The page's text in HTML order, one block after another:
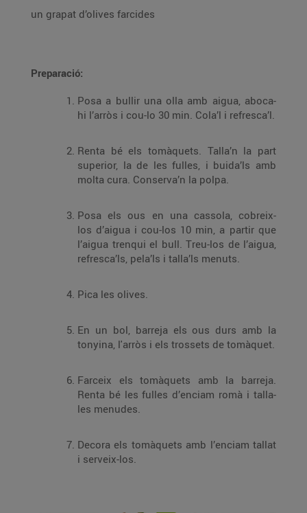
un grapat d’olives farcides
Preparació:
Posa a bullir una olla amb aigua, aboca-
hi l’arròs i cou-lo 30 min. Cola’l i refresca’l.
Renta bé els tomàquets. Talla’n la part
superior, la de les fulles, i buida’ls amb
molta cura. Conserva’n la polpa.
Posa els ous en una cassola, cobreix-
los d’aigua i cou-los 10 min, a partir que
l’aigua trenqui el bull. Treu-los de l’aigua,
refresca’ls, pela’ls i talla’ls menuts.
Pica les olives.
En un bol, barreja els ous durs amb la
tonyina, l'arròs i els trossets de tomàquet.
Farceix els tomàquets amb la barreja.
Renta bé les fulles d’enciam romà i talla-
les menudes.
Decora els tomàquets amb l’enciam tallat
i serveix-los.